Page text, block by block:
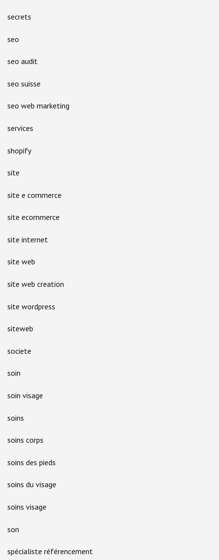
secrets
seo
seo audit
seo suisse
seo web marketing
services
shopify
site
site e commerce
site ecommerce
site internet
site web
site web creation
site wordpress
siteweb
societe
soin
soin visage
soins
soins corps
soins des pieds
soins du visage
soins visage
son
spécialiste référencement